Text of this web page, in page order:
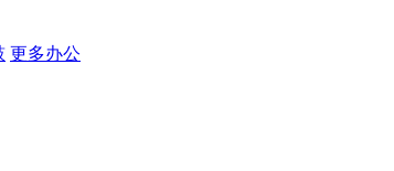
更多办公